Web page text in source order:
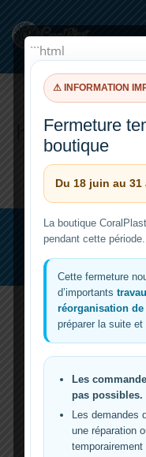
contenu```html
⚠ INFORMATION
Fermeture
boutique
Du 18 juin au
La boutique
pendant cette période.
Cette fermeture
d’importants
réorganisation
préparer la suite et
Les
pas possibles.
Les demandes
une réparation
temporairement